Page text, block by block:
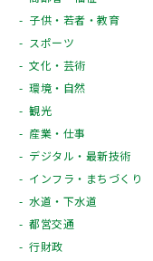
子供・若者・教育
スポーツ
文化・芸術
環境・自然
観光
産業・仕事
デジタル・最新技術
インフラ・まちづくり
水道・下水道
都営交通
行財政